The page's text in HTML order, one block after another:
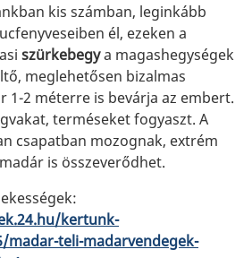
kis számban, leginkább
él, ezeken a
szürkebegya magashegységek
meglehetősen bizalmas
1-2 méterre is bevárja az embert.
terméseket fogyaszt. A
csapatban mozognak, extrém
is összeverődhet.
kertunk-
teli-madarvendegek-